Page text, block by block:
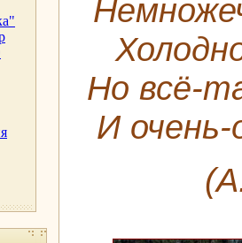
Но всё-
И очень-